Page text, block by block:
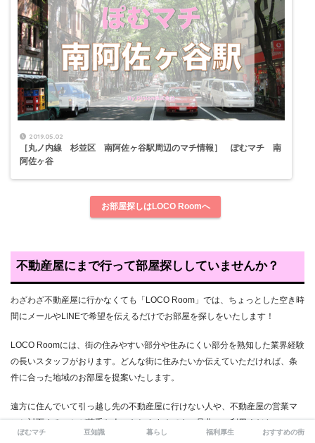
2019.05.02
［丸ノ内線 杉並区 南阿佐ヶ谷駅周辺のマチ情報］ ぽむマチ 南
阿佐ヶ谷
お部屋探しはLOCO Roomへ
不動産屋にまで行って部屋探ししていませんか？
わざわざ不動産屋に行かなくても「LOCO Room」では、ちょっとした空き時
間にメールやLINEで希望を伝えるだけでお部屋を探しをいたします！
LOCO Roomには、街の住みやすい部分や住みにくい部分を熟知した業界経験
の長いスタッフがおります。どんな街に住みたいか伝えていただければ、条
件に合った地域のお部屋を提案いたします。
遠方に住んでいて引っ越し先の不動産屋に行けない人や、不動産屋の営業マ
ンと対面することが苦手な人にもおすすめです。是非、ご利用ください。
ぽむマチ 豆知識 暮らし 福利厚生 おすすめの街